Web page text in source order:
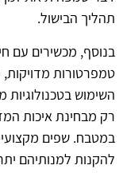
תהליך הבישול.
בנוסף, מכשירים עם
טמפרטורות
השימוש
רק מבחינת איכות
במטבח. שפים
להקנות למנותיהם